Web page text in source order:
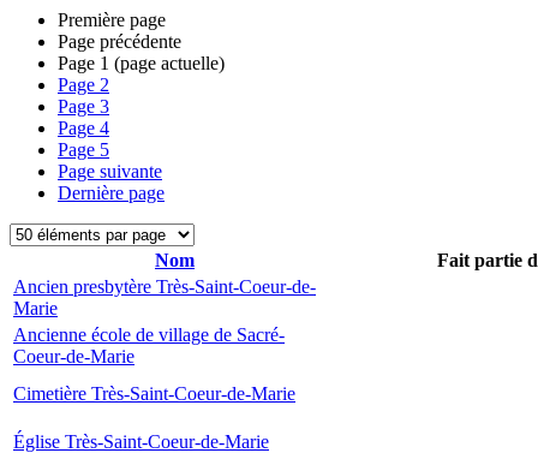
Première page
Page précédente
Page 1 (page actuelle)
Page 2
Page 3
Page 4
Page 5
Page suivante
Dernière page
Nom
Fait partie
Ancien presbytère Très-Saint-Coeur-de-
Marie
Ancienne école de village de Sacré-
Coeur-de-Marie
Cimetière Très-Saint-Coeur-de-Marie
Église Très-Saint-Coeur-de-Marie